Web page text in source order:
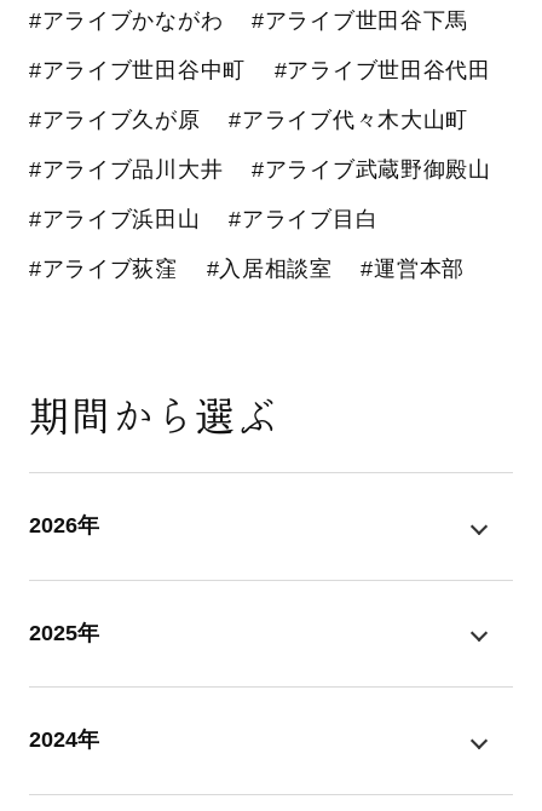
#アライブかながわ #アライブ世田谷下馬
#アライブ世田谷中町 #アライブ世田谷代田
#アライブ久が原 #アライブ代々木大山町
#アライブ品川大井 #アライブ武蔵野御殿山
#アライブ浜田山 #アライブ目白
#アライブ荻窪 #入居相談室 #運営本部
期間から選ぶ
2026年
2025年
2024年